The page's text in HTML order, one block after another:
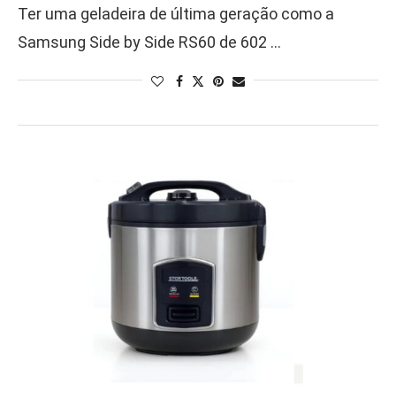
Ter uma geladeira de última geração como a
Samsung Side by Side RS60 de 602 …